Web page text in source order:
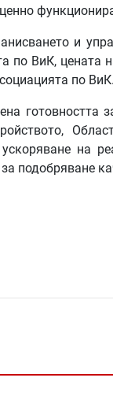
и
по ВиК, цената
по ВиК.
готовността
на
подобряване